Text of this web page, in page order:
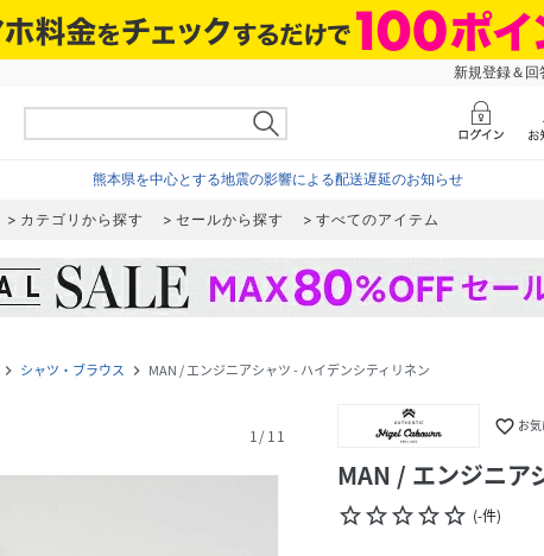
新規登録＆
熊本県を中心とする地震の影響による配送遅延のお知らせ
カテゴリから探す セールから探す すべてのアイテム
navigate_next シャツ・ブラウス navigate_next MAN / エンジニアシャツ - ハイデンシティリネン
1/11 favorite_border お
MAN / エンジニア
star_borderstar_borderstar_borderstar_borderstar_border (-件)